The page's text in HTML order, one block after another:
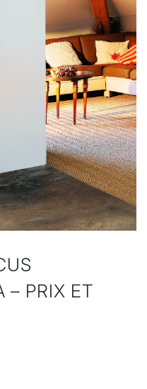
– PRIX ET